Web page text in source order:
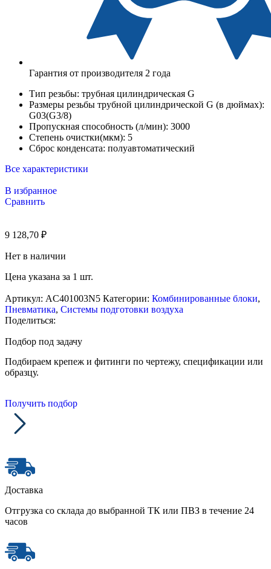
Гарантия от производителя 2 года
Тип резьбы: трубная цилиндрическая G
Размеры резьбы трубной цилиндрической G (в дюймах):
G03(G3/8)
Пропускная способность (л/мин): 3000
Степень очистки(мкм): 5
Сброс конденсата: полуавтоматический
Все характеристики
В избранное
Сравнить
9 128,70 ₽
Нет в наличии
Цена указана за 1 шт.
Артикул: AC401003N5 Категории: Комбинированные блоки,
Пневматика, Системы подготовки воздуха
Поделиться:
Подбор под задачу
Подбираем крепеж и фитинги по чертежу, спецификации или
образцу.
Получить подбор
Доставка
Отгрузка со склада до выбранной ТК или ПВЗ в течение 24
часов